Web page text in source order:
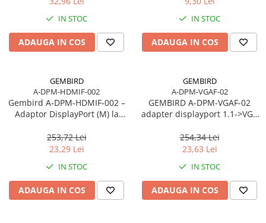
IN STOC
ADAUGA IN COS
IN STOC
ADAUGA IN COS
GEMBIRD
A-DPM-HDMIF-002
Gembird A‑DPM‑HDMIF‑002 –
Adaptor DisplayPort (M) la
253,72 Lei
23,29 Lei
IN STOC
ADAUGA IN COS
GEMBIRD
A-DPM-VGAF-02
GEMBIRD A-DPM-VGAF-02
adapter displayport 1.1->VGA
254,34 Lei
23,63 Lei
IN STOC
ADAUGA IN COS